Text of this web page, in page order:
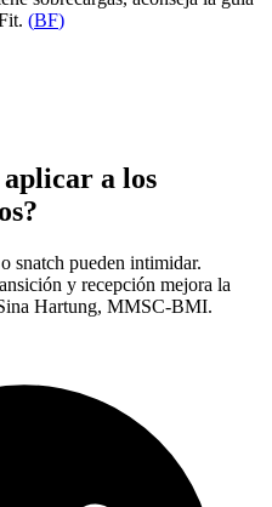
(BF)
a los
snatch pueden intimidar.
y recepción mejora la
Hartung, MMSC-BMI.